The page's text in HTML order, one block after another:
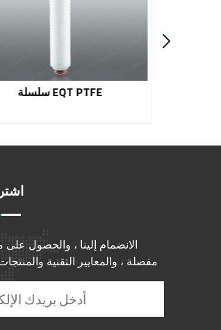
سلسلة EQT PTFE
الانضمام إلينا ، والحصول
مفصلة ، والمعايير التقنية